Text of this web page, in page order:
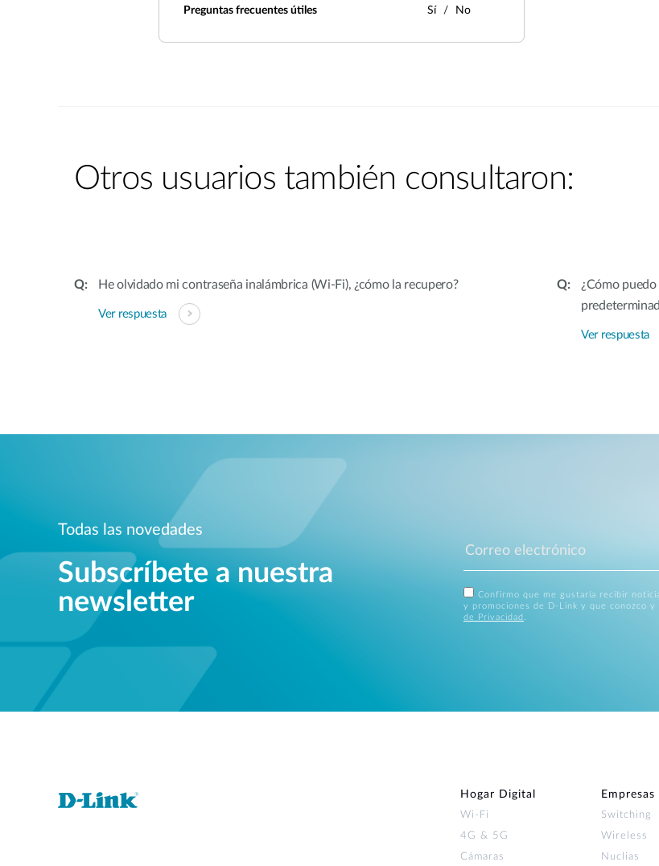
Preguntas frecuentes útiles Sí No
Otros usuarios también consultaron:
He olvidado mi contraseña inalámbrica (Wi-Fi), ¿cómo la recupero?
Ver respuesta
¿Cómo
Ver respuesta
Todas las novedades
Subscríbete a nuestra
newsletter
Confirmo que me gustaría recibir
y promociones de D-Link y que conozco y
de Privacidad
Hogar Digital
Wi‑Fi
4G & 5G
Cámaras
Empresas
Switching
Wireless
Nuclias